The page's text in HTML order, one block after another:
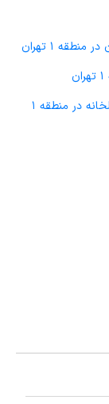
1 تهران
خرید سوله، انبار، کارگاه، کارخانه، زمین کشاورزی و گلخانه در منطقه 1